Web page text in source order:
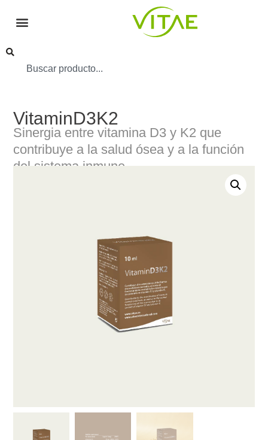
VitaminD3K2
Sinergia entre vitamina D3 y K2 que
contribuye a la salud ósea y a la función
del sistema inmune.